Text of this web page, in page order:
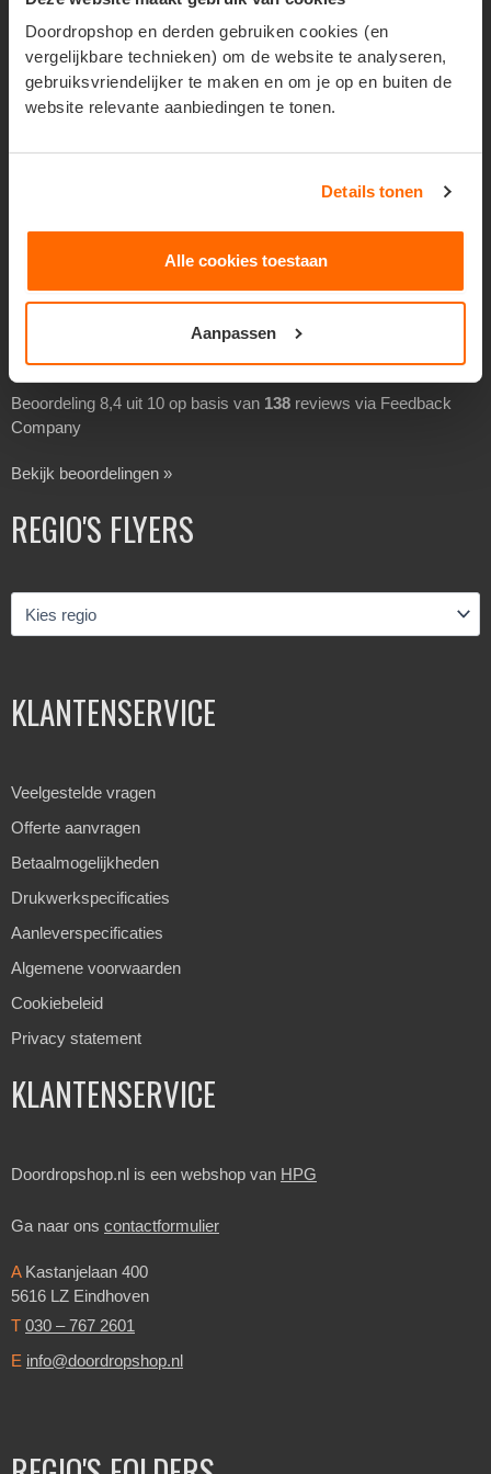
Doordropshop en derden gebruiken cookies (en
vergelijkbare technieken) om de website te analyseren,
gebruiksvriendelijker te maken en om je op en buiten de
website relevante aanbiedingen te tonen.
Details tonen
Alle cookies toestaan
Aanpassen
Geadresseerd verspreiden
Drukwerk verspreiden
Goedkoop folders verspreiden
Separaat verspreiden
Overheidsverspreiding
BEOORDELINGEN
Beoordeling 8,4 uit 10 op basis van 138 reviews via Feedback
Company
Bekijk beoordelingen »
REGIO'S FLYERS
KLANTENSERVICE
Veelgestelde vragen
Offerte aanvragen
Betaalmogelijkheden
Drukwerkspecificaties
Aanleverspecificaties
Algemene voorwaarden
Cookiebeleid
Privacy statement
KLANTENSERVICE
Doordropshop.nl is een webshop van HPG
Ga naar ons contactformulier
AKastanjelaan 400
5616 LZ Eindhoven
T 030 – 767 2601
E info@doordropshop.nl